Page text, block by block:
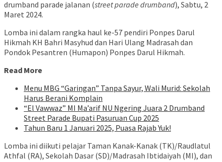
drumband parade jalanan (street parade drumband), Sabtu, 2
Maret 2024.
Lomba ini dalam rangka haul ke-57 pendiri Ponpes Darul
Hikmah KH Bahri Masyhud dan Hari Ulang Madrasah dan
Pondok Pesantren (Humapon) Ponpes Darul Hikmah.
Read More
Menu MBG “Garingan” Tanpa Sayur, Wali Murid: Sekolah
Harus Berani Komplain
“El Vawwaz” MI Ma’arif NU Ngering Juara 2 Drumband
Street Parade Bupati Pasuruan Cup 2025
Tahun Baru 1 Januari 2025, Puasa Rajab Yuk!
Lomba ini diikuti pelajar Taman Kanak-Kanak (TK)/Raudlatul
Athfal (RA), Sekolah Dasar (SD)/Madrasah Ibtidaiyah (MI), dan